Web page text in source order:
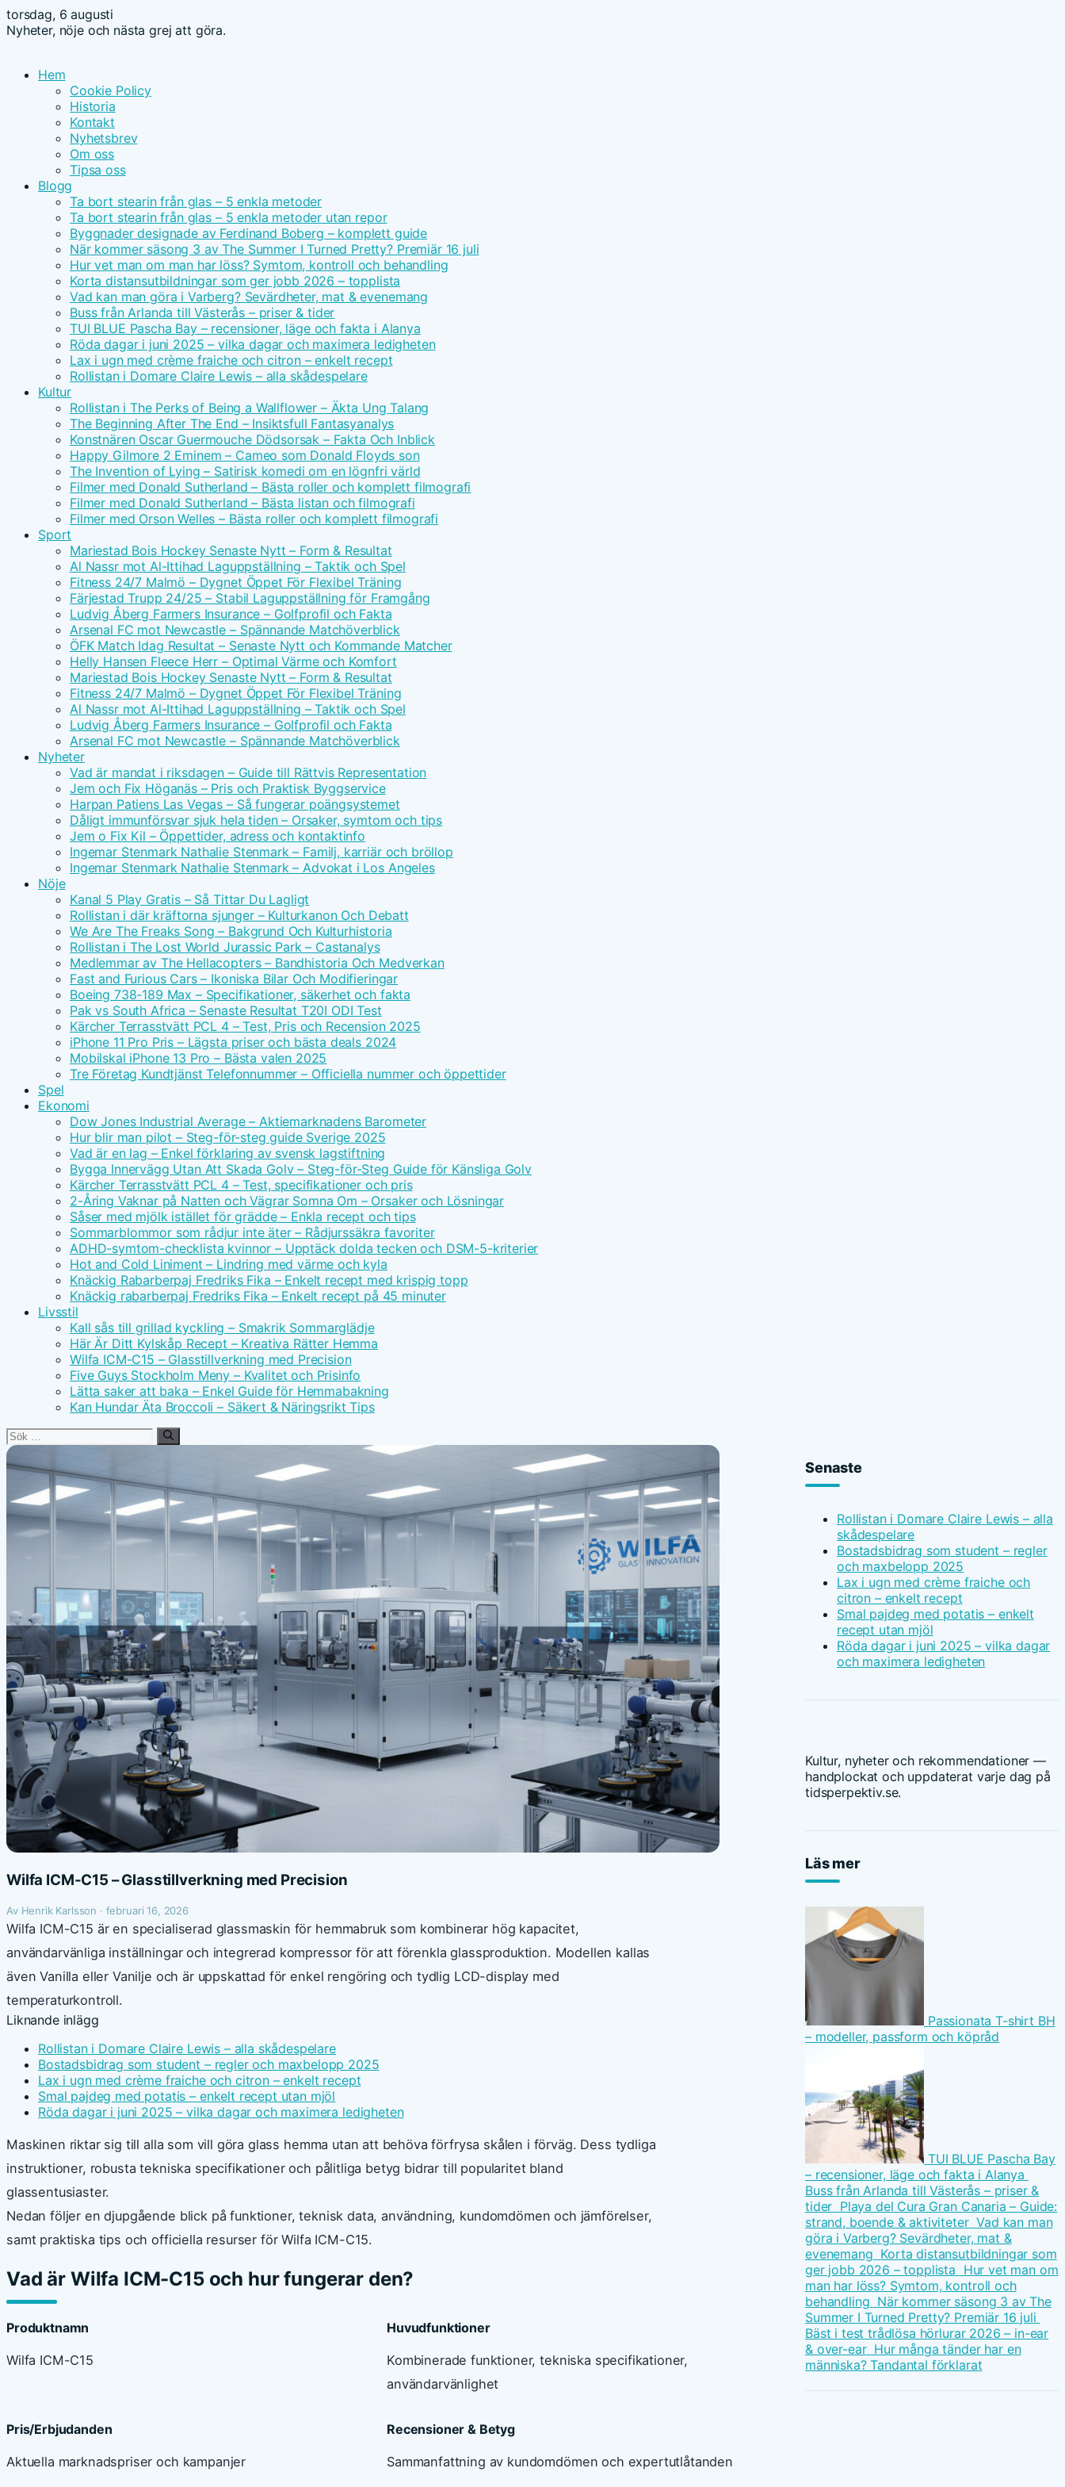
torsdag, 6 augusti
Nyheter, nöje och nästa grej att göra.
Hem
Cookie Policy
Historia
Kontakt
Nyhetsbrev
Om oss
Tipsa oss
Blogg
Ta bort stearin från glas – 5 enkla metoder
Ta bort stearin från glas – 5 enkla metoder utan repor
Byggnader designade av Ferdinand Boberg – komplett guide
När kommer säsong 3 av The Summer I Turned Pretty? Premiär 16 juli
Hur vet man om man har löss? Symtom, kontroll och behandling
Korta distansutbildningar som ger jobb 2026 – topplista
Vad kan man göra i Varberg? Sevärdheter, mat & evenemang
Buss från Arlanda till Västerås – priser & tider
TUI BLUE Pascha Bay – recensioner, läge och fakta i Alanya
Röda dagar i juni 2025 – vilka dagar och maximera ledigheten
Lax i ugn med crème fraiche och citron – enkelt recept
Rollistan i Domare Claire Lewis – alla skådespelare
Kultur
Rollistan i The Perks of Being a Wallflower – Äkta Ung Talang
The Beginning After The End – Insiktsfull Fantasyanalys
Konstnären Oscar Guermouche Dödsorsak – Fakta Och Inblick
Happy Gilmore 2 Eminem – Cameo som Donald Floyds son
The Invention of Lying – Satirisk komedi om en lögnfri värld
Filmer med Donald Sutherland – Bästa roller och komplett filmografi
Filmer med Donald Sutherland – Bästa listan och filmografi
Filmer med Orson Welles – Bästa roller och komplett filmografi
Sport
Mariestad Bois Hockey Senaste Nytt – Form & Resultat
Al Nassr mot Al-Ittihad Laguppställning – Taktik och Spel
Fitness 24/7 Malmö – Dygnet Öppet För Flexibel Träning
Färjestad Trupp 24/25 – Stabil Laguppställning för Framgång
Ludvig Åberg Farmers Insurance – Golfprofil och Fakta
Arsenal FC mot Newcastle – Spännande Matchöverblick
ÖFK Match Idag Resultat – Senaste Nytt och Kommande Matcher
Helly Hansen Fleece Herr – Optimal Värme och Komfort
Mariestad Bois Hockey Senaste Nytt – Form & Resultat
Fitness 24/7 Malmö – Dygnet Öppet För Flexibel Träning
Al Nassr mot Al-Ittihad Laguppställning – Taktik och Spel
Ludvig Åberg Farmers Insurance – Golfprofil och Fakta
Arsenal FC mot Newcastle – Spännande Matchöverblick
Nyheter
Vad är mandat i riksdagen – Guide till Rättvis Representation
Jem och Fix Höganäs – Pris och Praktisk Byggservice
Harpan Patiens Las Vegas – Så fungerar poängsystemet
Dåligt immunförsvar sjuk hela tiden – Orsaker, symtom och tips
Jem o Fix Kil – Öppettider, adress och kontaktinfo
Ingemar Stenmark Nathalie Stenmark – Familj, karriär och bröllop
Ingemar Stenmark Nathalie Stenmark – Advokat i Los Angeles
Nöje
Kanal 5 Play Gratis – Så Tittar Du Lagligt
Rollistan i där kräftorna sjunger – Kulturkanon Och Debatt
We Are The Freaks Song – Bakgrund Och Kulturhistoria
Rollistan i The Lost World Jurassic Park – Castanalys
Medlemmar av The Hellacopters – Bandhistoria Och Medverkan
Fast and Furious Cars – Ikoniska Bilar Och Modifieringar
Boeing 738-189 Max – Specifikationer, säkerhet och fakta
Pak vs South Africa – Senaste Resultat T20I ODI Test
Kärcher Terrasstvätt PCL 4 – Test, Pris och Recension 2025
iPhone 11 Pro Pris – Lägsta priser och bästa deals 2024
Mobilskal iPhone 13 Pro – Bästa valen 2025
Tre Företag Kundtjänst Telefonnummer – Officiella nummer och öppettider
Spel
Ekonomi
Dow Jones Industrial Average – Aktiemarknadens Barometer
Hur blir man pilot – Steg-för-steg guide Sverige 2025
Vad är en lag – Enkel förklaring av svensk lagstiftning
Bygga Innervägg Utan Att Skada Golv – Steg-för-Steg Guide för Känsliga Golv
Kärcher Terrasstvätt PCL 4 – Test, specifikationer och pris
2-Åring Vaknar på Natten och Vägrar Somna Om – Orsaker och Lösningar
Såser med mjölk istället för grädde – Enkla recept och tips
Sommarblommor som rådjur inte äter – Rådjurssäkra favoriter
ADHD-symtom-checklista kvinnor – Upptäck dolda tecken och DSM-5-kriterier
Hot and Cold Liniment – Lindring med värme och kyla
Knäckig Rabarberpaj Fredriks Fika – Enkelt recept med krispig topp
Knäckig rabarberpaj Fredriks Fika – Enkelt recept på 45 minuter
Livsstil
Kall sås till grillad kyckling – Smakrik Sommarglädje
Här Är Ditt Kylskåp Recept – Kreativa Rätter Hemma
Wilfa ICM-C15 – Glasstillverkning med Precision
Five Guys Stockholm Meny – Kvalitet och Prisinfo
Lätta saker att baka – Enkel Guide för Hemmabakning
Kan Hundar Äta Broccoli – Säkert & Näringsrikt Tips
Sök
efter:
Wilfa ICM-C15 – Glasstillverkning med Precision
Av Henrik Karlsson · februari 16, 2026
Wilfa ICM-C15 är en specialiserad glassmaskin för hemmabruk som kombinerar hög kapacitet,
användarvänliga inställningar och integrerad kompressor för att förenkla glassproduktion. Modellen kallas
även Vanilla eller Vanilje och är uppskattad för enkel rengöring och tydlig LCD-display med
temperaturkontroll.
Liknande inlägg
Rollistan i Domare Claire Lewis – alla skådespelare
Bostadsbidrag som student – regler och maxbelopp 2025
Lax i ugn med crème fraiche och citron – enkelt recept
Smal pajdeg med potatis – enkelt recept utan mjöl
Röda dagar i juni 2025 – vilka dagar och maximera ledigheten
Maskinen riktar sig till alla som vill göra glass hemma utan att behöva förfrysa skålen i förväg. Dess tydliga
instruktioner, robusta tekniska specifikationer och pålitliga betyg bidrar till popularitet bland
glassentusiaster.
Nedan följer en djupgående blick på funktioner, teknisk data, användning, kundomdömen och jämförelser,
samt praktiska tips och officiella resurser för Wilfa ICM-C15.
Vad är Wilfa ICM-C15 och hur fungerar den?
Produktnamn
Wilfa ICM-C15
Huvudfunktioner
Kombinerade funktioner, tekniska specifikationer,
användarvänlighet
Pris/Erbjudanden
Aktuella marknadspriser och kampanjer
Recensioner & Betyg
Sammanfattning av kundomdömen och expertutlåtanden
Senaste
Rollistan i Domare Claire Lewis – alla
skådespelare
Bostadsbidrag som student – regler
och maxbelopp 2025
Lax i ugn med crème fraiche och
citron – enkelt recept
Smal pajdeg med potatis – enkelt
recept utan mjöl
Röda dagar i juni 2025 – vilka dagar
och maximera ledigheten
Kultur, nyheter och rekommendationer —
handplockat och uppdaterat varje dag på
tidsperpektiv.se.
Läs mer
Passionata T-shirt BH
– modeller, passform och köpråd
TUI BLUE Pascha Bay
– recensioner, läge och fakta i Alanya
Buss från Arlanda till Västerås – priser &
tider Playa del Cura Gran Canaria – Guide:
strand, boende & aktiviteter Vad kan man
göra i Varberg? Sevärdheter, mat &
evenemang Korta distansutbildningar som
ger jobb 2026 – topplista Hur vet man om
man har löss? Symtom, kontroll och
behandling När kommer säsong 3 av The
Summer I Turned Pretty? Premiär 16 juli
Bäst i test trådlösa hörlurar 2026 – in-ear
& over-ear Hur många tänder har en
människa? Tandantal förklarat